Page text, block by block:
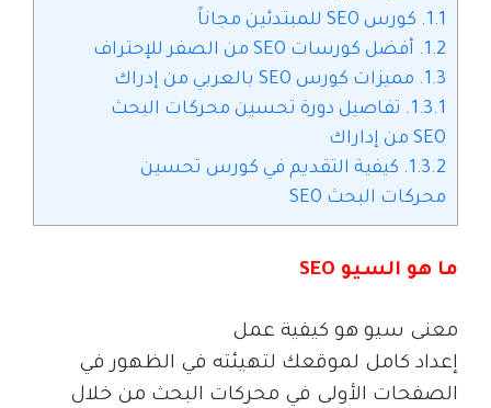
1.1. كورس SEO للمبتدئين مجاناً
1.2. أفضل كورسات SEO من الصفر للإحتراف
1.3. مميزات كورس SEO بالعربي من إدراك
1.3.1. تفاصيل دورة تحسين محركات البحث
SEO من إداراك
1.3.2. كيفية التقديم في كورس تحسين
محركات البحث SEO
ما هو السيوSEO
معنى سيو هو كيفية عمل
إعداد كامل لموقعك لتهيئته في الظهور في
الصفحات الأولى في محركات البحث من خلال